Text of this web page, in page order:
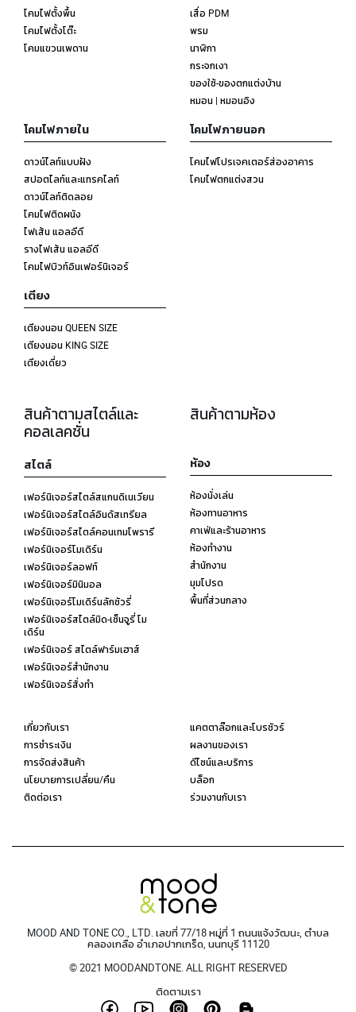
โคมไฟตั้งพื้น
โคมไฟตั้งโต๊ะ
โคมแขวนเพดาน
เสื่อ PDM
พรม
นาฬิกา
กระจกเงา
ของใช้-ของตกแต่งบ้าน
หมอน | หมอนอิง
โคมไฟภายใน
ดาวน์ไลท์แบบฝัง
สปอตไลท์และแทรคไลท์
ดาวน์ไลท์ติดลอย
โคมไฟติดผนัง
ไฟเส้น แอลอีดี
รางไฟเส้น แอลอีดี
โคมไฟบิวท์อินเฟอร์นิเจอร์
โคมไฟภายนอก
โคมไฟโปรเจคเตอร์ส่องอาคาร
โคมไฟตกแต่งสวน
เตียง
เตียงนอน QUEEN SIZE
เตียงนอน KING SIZE
เตียงเดี่ยว
สินค้าตามสไตล์และ
คอลเลคชั่น
สไตล์
เฟอร์นิเจอร์สไตล์สแกนดิเนเวียน
เฟอร์นิเจอร์สไตล์อินดัสเทรียล
เฟอร์นิเจอร์สไตล์คอนเทมโพรารี
เฟอร์นิเจอร์โมเดิร์น
เฟอร์นิเจอร์ลอฟท์
เฟอร์นิเจอร์มินิมอล
เฟอร์นิเจอร์โมเดิร์นลักชัวรี่
เฟอร์นิเจอร์สไตล์มิด-เซ็นจูรี่ โม
เดิร์น
เฟอร์นิเจอร์ สไตล์ฟาร์มเฮาส์
เฟอร์นิเจอร์สำนักงาน
เฟอร์นิเจอร์สั่งทำ
สินค้าตามห้อง
ห้อง
ห้องนั่งเล่น
ห้องทานอาหาร
คาเฟ่และร้านอาหาร
ห้องทำงาน
สำนักงาน
มุมโปรด
พื้นที่ส่วนกลาง
เกี่ยวกับเรา
การชำระเงิน
การจัดส่งสินค้า
นโยบายการเปลี่ยน/คืน
ติดต่อเรา
แคตตาล๊อกและโบรชัวร์
ผลงานของเรา
ดีไซน์และบริการ
บล็อก
ร่วมงานกับเรา
MOOD AND TONE CO., LTD. เลขที่ 77/18 หมู่ที่ 1 ถนนแจ้งวัฒนะ, ตำบล
คลองเกลือ อำเภอปากเกร็ด, นนทบุรี 11120
© 2021 MOODANDTONE. ALL RIGHT RESERVED
ติดตามเรา